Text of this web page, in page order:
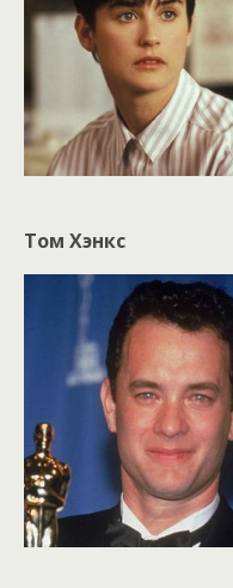
Том Хэнкс